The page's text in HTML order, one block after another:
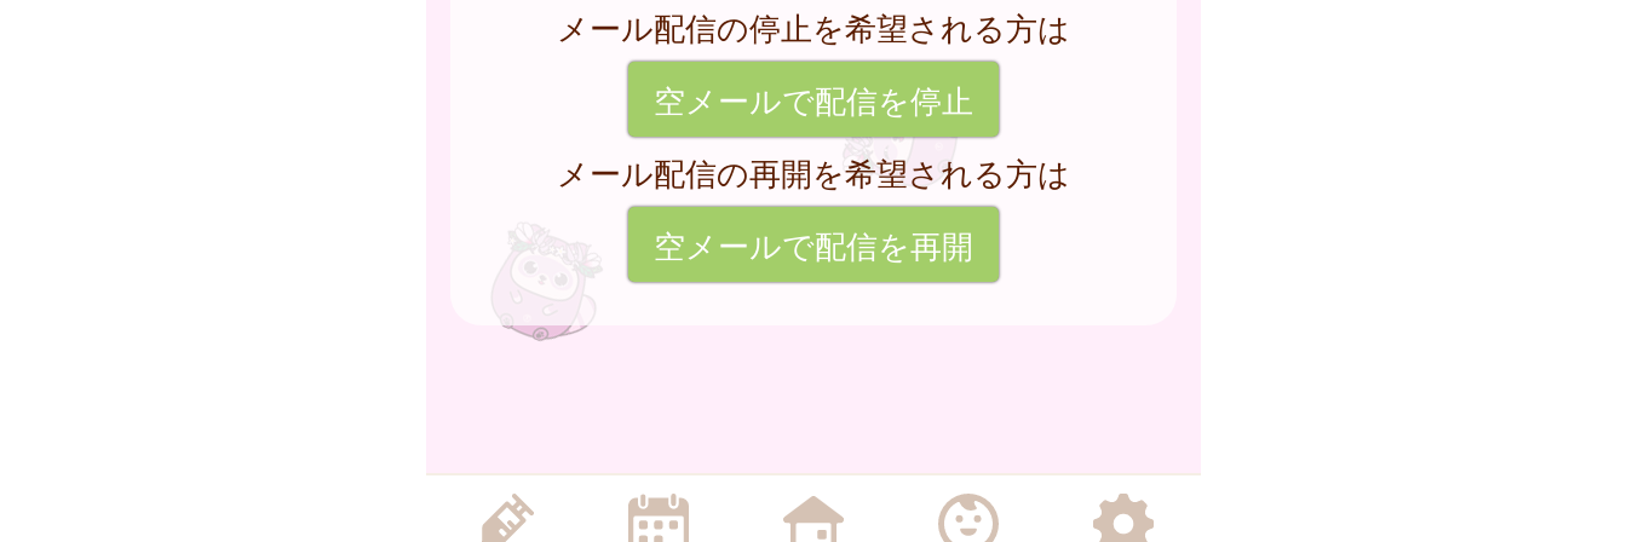
メール配信の停止を希望される方は
空メールで配信を停止
メール配信の再開を希望される方は
空メールで配信を再開